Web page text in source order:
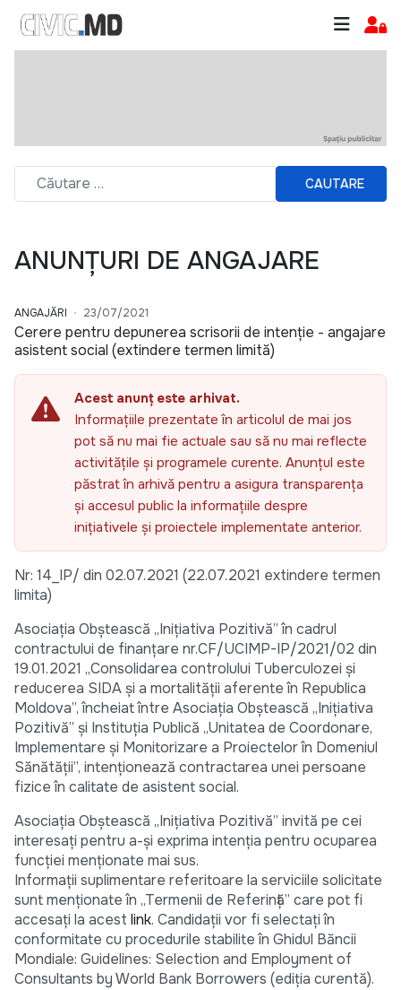
CAUTARE
ANUNȚURI DE ANGAJARE
ANGAJĂRI 23/07/2021
Cerere pentru depunerea scrisorii de intenție - angajare
asistent social (extindere termen limită)
Acest anunț este arhivat.
Informațiile prezentate în articolul de mai jos
pot să nu mai fie actuale sau să nu mai reflecte
activitățile și programele curente. Anunțul este
păstrat în arhivă pentru a asigura transparența
și accesul public la informațiile despre
inițiativele și proiectele implementate anterior.
Nr: 14_IP/ din 02.07.2021 (22.07.2021 extindere termen
limita)
Asociația Obștească „Inițiativa Pozitivă” în cadrul
contractului de finanțare nr.CF/UCIMP-IP/2021/02 din
19.01.2021 „Consolidarea controlului Tuberculozei și
reducerea SIDA și а mortalității aferente în Republica
Moldova”, încheiat între Asociația Obștească „Inițiativa
Pozitivă” și Instituția Publică „Unitatea de Coordonare,
Implementare și Monitorizare a Proiectelor în Domeniul
Sănătății”, intenționează contractarea unei persoane
fizice în calitate de asistent social.
Asociația Obștească „Inițiativa Pozitivă” invită pe cei
interesați pentru a-și exprima intenția pentru ocuparea
funcției menționate mai sus.
Informații suplimentare referitoare la serviciile solicitate
sunt menționate în „Termenii de Referință” care pot fi
accesați la acest link. Candidații vor fi selectați în
conformitate cu procedurile stabilite în Ghidul Băncii
Mondiale: Guidelines: Selection and Employment of
Consultants by World Bank Borrowers (ediția curentă).